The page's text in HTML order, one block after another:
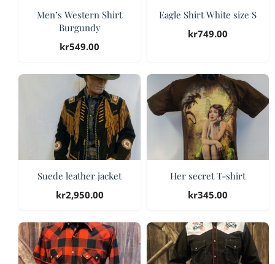
Men’s Western Shirt
Burgundy
kr549.00
Eagle Shirt White size S
kr749.00
Suede leather jacket
kr2,950.00
Her secret T-shirt
kr345.00